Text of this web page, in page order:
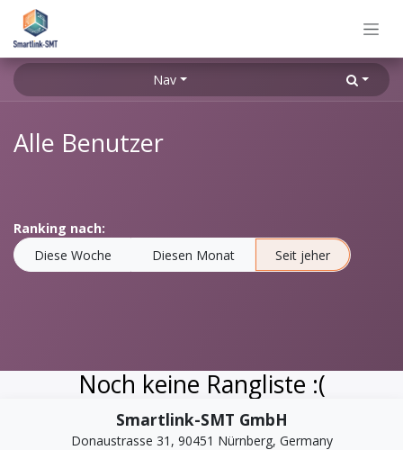
Zum Inhalt springen
Nav
Alle Benutzer
Ranking nach:
Diese Woche
Diesen Monat Seit jeher
Noch keine Rangliste :(
Smartlink-SMT GmbH
Donaustrasse 31, 90451 Nürnberg, Germany